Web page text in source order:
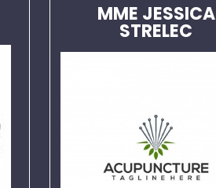
MME JESSICA
STRELEC